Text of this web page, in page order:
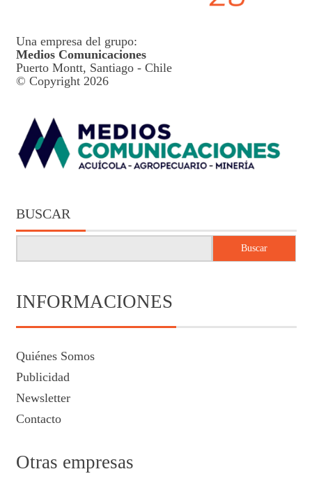
Una empresa del grupo:
Medios Comunicaciones
Puerto Montt, Santiago - Chile
© Copyright 2026
BUSCAR
Buscar
INFORMACIONES
Quiénes Somos
Publicidad
Newsletter
Contacto
Otras empresas